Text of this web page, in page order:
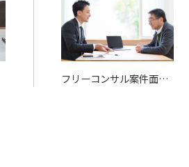
フリーコンサル案件面談